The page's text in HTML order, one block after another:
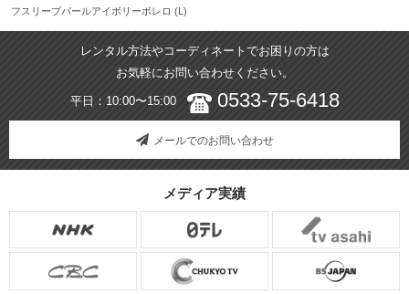
フスリーブパールアイボリーボレロ (L)
レンタル方法やコーディネートでお困りの方は
お気軽にお問い合わせください。
平日：10:00〜15:00 0533-75-6418
メールでのお問い合わせ
メディア実績